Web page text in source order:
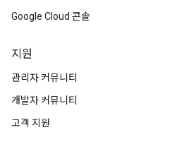
Google Cloud 콘솔
지원
관리자 커뮤니티
개발자 커뮤니티
고객 지원